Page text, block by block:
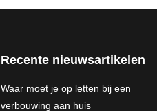
Recente nieuwsartikelen
Waar moet je op letten bij een
verbouwing aan huis